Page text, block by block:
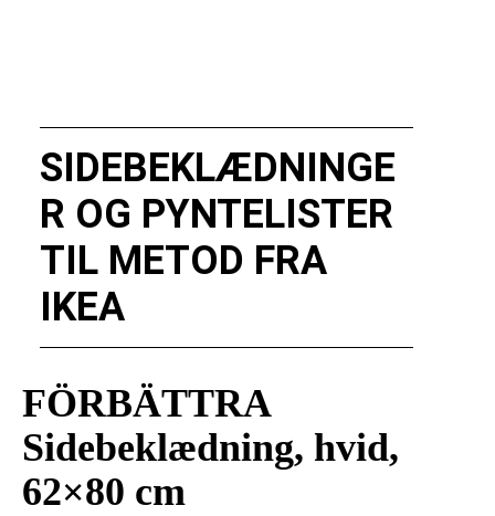
SIDEBEKLÆDNINGE
R OG PYNTELISTER
TIL METOD FRA
IKEA
FÖRBÄTTRA
Sidebeklædning, hvid,
62×80 cm